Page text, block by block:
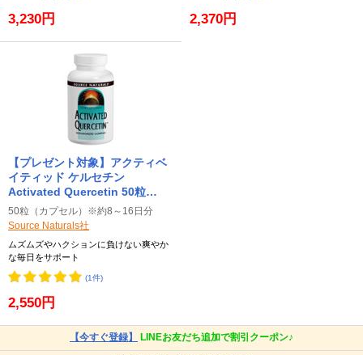
3,230円 2,370円
【プレゼント対象】アクティベ
イティッド ケルセチン
Activated Quercetin 50粒
Source Naturals ソースナチュ
ラルズ
50粒（カプセル）※約8～16日分
Source Naturals社
ムズムズやハクションに負けない爽やか
な毎日をサポート
(1件)
2,550円
【今すぐ登録】 LINEお友だち追加で割引クーポン♪